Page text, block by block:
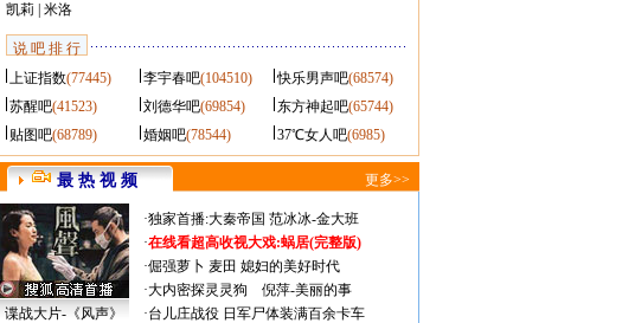
凯莉
米洛
说 吧 排 行
上证指数(77445) 李宇春吧(104510) 快乐男声吧(68574)
苏醒吧(41523) 刘德华吧(69854) 东方神起吧(65744)
贴图吧(68789) 婚姻吧(78544) 37℃女人吧(6985)
最 热 视 频 更多>>
谍战大片-《风声》
·独家首播:大秦帝国 范冰冰-金大班
·在线看超高收视大戏:蜗居(完整版)
·倔强萝卜 麦田 媳妇的美好时代
·大内密探灵灵狗
倪萍-美丽的事
·台儿庄战役 日军尸体装满百余卡车